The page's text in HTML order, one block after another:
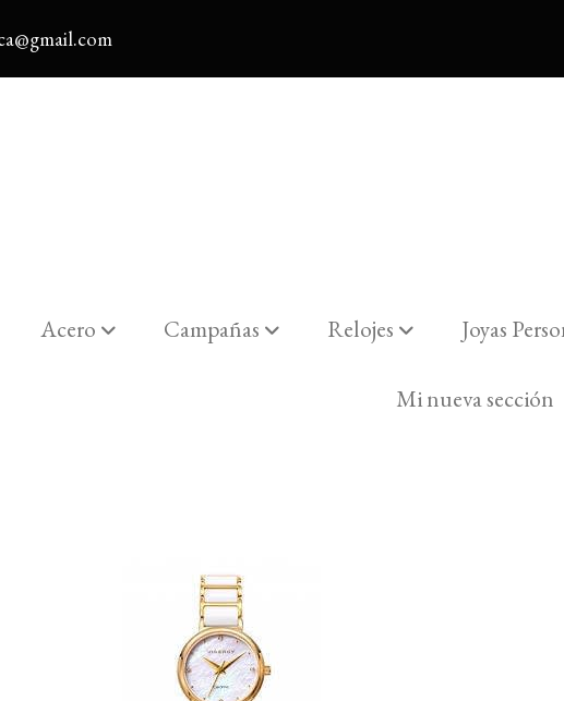
Acero Campañas Relojes Joyas
Mi nueva sección